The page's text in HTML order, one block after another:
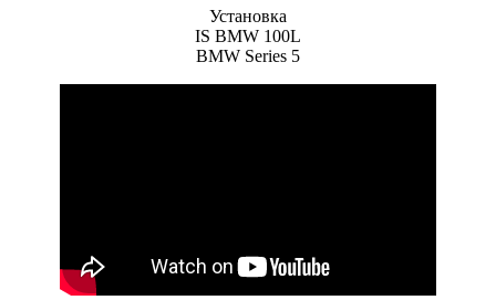
Установка
IS BMW 100L
BMW Series 5